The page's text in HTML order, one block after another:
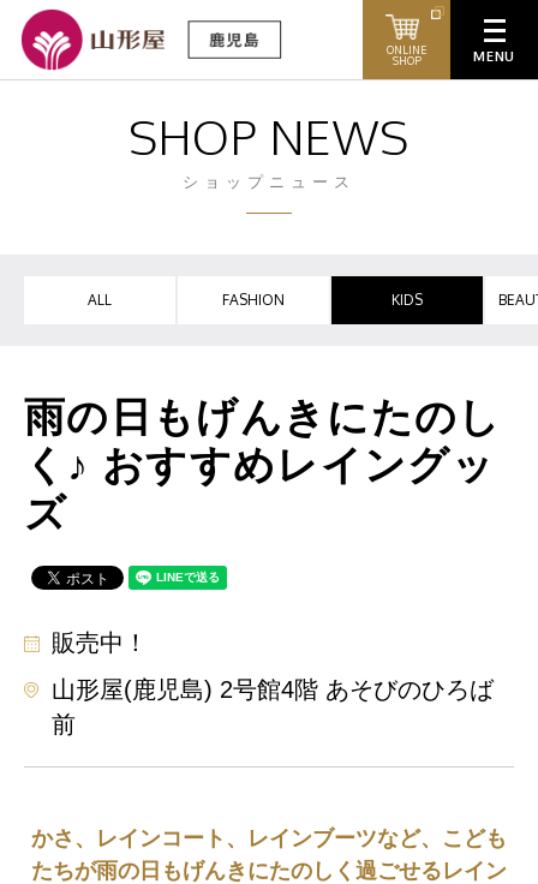
ONLINE
SHOP
SHOP NEWS
ショップニュース
ALL FASHION KIDS
雨の日もげんきにたのし
く♪ おすすめレイングッ
ズ
販売中！
山形屋(鹿児島) 2号館4階 あそびのひろば
前
かさ、レインコート、レインブーツなど、こども
たちが雨の日もげんきにたのしく過ごせるレイン